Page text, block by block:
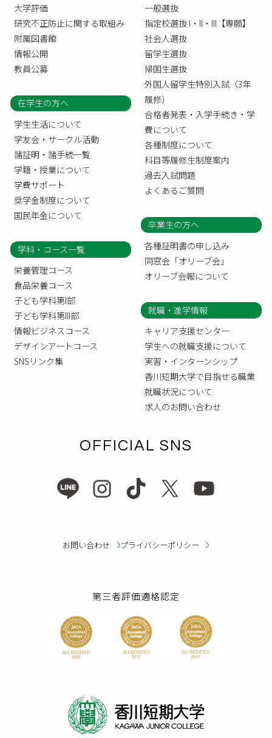
大学評価
研究不正防止に関する取組み
附属図書館
情報公開
教員公募
一般選抜
指定校選抜 I・II・III【専願】
社会人選抜
留学生選抜
帰国生選抜
外国人留学生特別入試（3年
履修）
合格者発表・入学手続き・学
費について
各種制度について
科目等履修生制度案内
過去入試問題
よくあるご質問
在学生の方へ
学生生活について
学友会・サークル活動
諸証明・諸手続一覧
学籍・授業について
学費サポート
奨学金制度について
国民年金について
卒業生の方へ
各種証明書の申し込み
同窓会「オリーブ会」
オリーブ会報について
学科・コース一覧
栄養管理コース
食品栄養コース
子ども学科第I部
子ども学科第III部
情報ビジネスコース
デザインアートコース
SNSリンク集
就職・進学情報
キャリア支援センター
学生への就職支援について
実習・インターンシップ
香川短期大学で目指せる職業
就職状況について
求人のお問い合わせ
OFFICIAL SNS
お問い合わせ プライバシーポリシー
第三者評価適格認定